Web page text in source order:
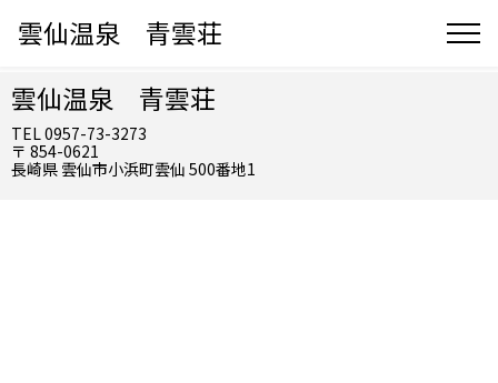
雲仙温泉 青雲荘
雲仙温泉 青雲荘
TEL 0957-73-3273
〒 854-0621
長崎県 雲仙市小浜町雲仙 500番地1